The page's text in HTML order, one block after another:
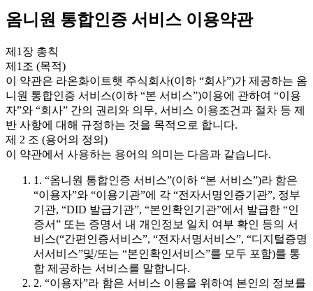
옴니원 통합인증 서비스 이용약관
제1장 총칙
제1조 (목적)
이 약관은 라온화이트햇 주식회사(이하 “회사”)가 제공하는 옴
니원 통합인증 서비스(이하 “본 서비스”)이용에 관하여 “이용
자”와 “회사” 간의 권리와 의무, 서비스 이용조건과 절차 등 제
반 사항에 대해 규정하는 것을 목적으로 합니다.
제 2 조 (용어의 정의)
이 약관에서 사용하는 용어의 의미는 다음과 같습니다.
1. “옴니원 통합인증 서비스”(이하 “본 서비스”)라 함은
“이용자”와 “이용기관”에 각 “전자서명인증기관”, 정부
기관, “DID 발급기관”, “본인확인기관”에서 발급한 “인
증서” 또는 증명서 내 개인정보 일치 여부 확인 등의 서
비스(“간편인증서비스”, “전자서명서비스”, “디지털증명
서서비스”및/또는 “본인확인서비스”를 모두 포함)를 통
합 제공하는 서비스를 말합니다.
2. “이용자”라 함은 서비스 이용을 위하여 본인의 정보를